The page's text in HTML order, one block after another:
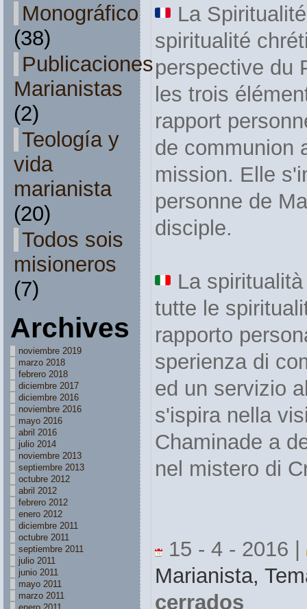
Monográfico
(38)
Publicaciones
Marianistas
(2)
Teología y
vida
marianista
(20)
Todos sois
misioneros
(7)
Archives
noviembre 2019
marzo 2018
febrero 2018
diciembre 2017
diciembre 2016
noviembre 2016
mayo 2016
abril 2016
julio 2014
noviembre 2013
septiembre 2013
octubre 2012
abril 2012
febrero 2012
enero 2012
diciembre 2011
octubre 2011
septiembre 2011
julio 2011
junio 2011
mayo 2011
marzo 2011
La
spiritualité
perspective du
les trois
rapport
de communion
mission. Elle
personne de
disciple.
La
tutte le
rapporto
sperienza di
ed un servizio
s'ispira nella
Chaminade a
nel mistero di
15 - 4 - 2016 |
Marianista,
cerrados